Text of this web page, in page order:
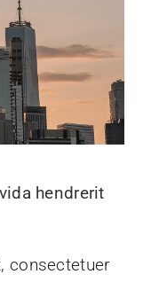
hendrerit
consectetuer